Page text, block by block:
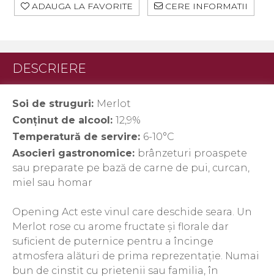
Vinuri SPANIA
Domeniile Prince MATEI
Domeniile SÂMBUREȘTI
FAUTOR Winery
PRIMUL
Domeniile PANCIU
The ICONIC Estate
Crama Petro VASELO
Nea FLORICĂ
Vinuri Din GRECIA
Crama BUDUREASCA
Domeniile FRANCO-
ADAUGA LA FAVORITE CERE INFORMATII
DESCRIERE
Soi de struguri: Merlot
Conținut de alcool: 12,9%
Temperatură de servire: 6-10°C
Asocieri gastronomice: brânzeturi proaspete
sau preparate pe bază de carne de pui, curcan,
miel sau homar
Opening Act este vinul care deschide seara. Un
Merlot rose cu arome fructate și florale dar
suficient de puternice pentru a încinge
atmosfera alături de prima reprezentație. Numai
bun de cinstit cu prietenii sau familia, în